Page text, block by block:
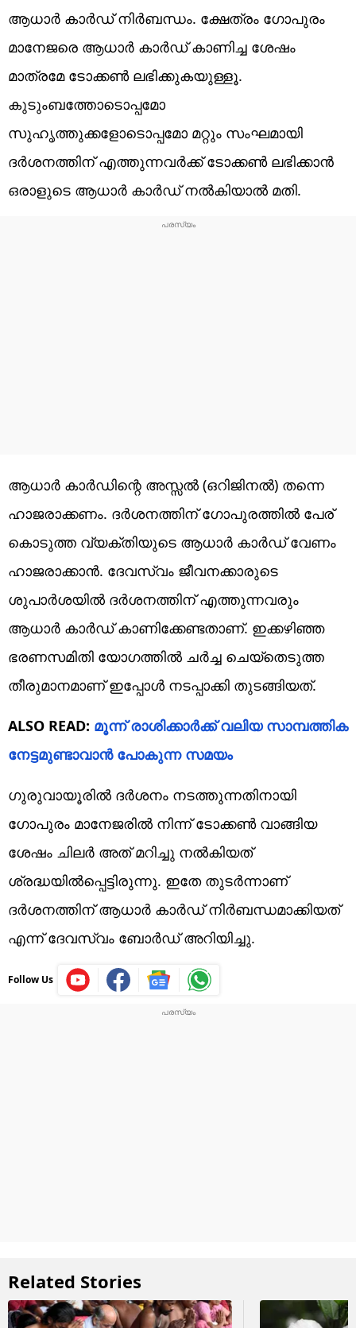
ആധാർ കാർഡ് നിർബന്ധം. ക്ഷേത്രം ഗോപുരം
മാനേജരെ ആധാർ കാർഡ് കാണിച്ച ശേഷം
മാത്രമേ ടോക്കൺ ലഭിക്കുകയുള്ളൂ.
കുടുംബത്തോടൊപ്പമോ
സുഹൃത്തുക്കളോടൊപ്പമോ മറ്റും സംഘമായി
ദർശനത്തിന് എത്തുന്നവർക്ക് ടോക്കൺ ലഭിക്കാൻ
ഒരാളുടെ ആധാർ കാർഡ് നൽകിയാൽ മതി.
ആധാർ കാർഡിന്റെ അസ്സൽ (ഒറിജിനൽ) തന്നെ
ഹാജരാക്കണം. ദർശനത്തിന് ഗോപുരത്തിൽ പേര്
കൊടുത്ത വ്യക്തിയുടെ ആധാർ കാർഡ് വേണം
ഹാജരാക്കാൻ. ദേവസ്വം ജീവനക്കാരുടെ
ശുപാർശയിൽ ദർശനത്തിന് എത്തുന്നവരും
ആധാർ കാർഡ് കാണിക്കേണ്ടതാണ്. ഇക്കഴിഞ്ഞ
ഭരണസമിതി യോഗത്തിൽ ചർച്ച ചെയ്തെടുത്ത
തീരുമാനമാണ് ഇപ്പോൾ നടപ്പാക്കി തുടങ്ങിയത്.
ALSO READ: മൂന്ന് രാശിക്കാർക്ക് വലിയ സാമ്പത്തിക
നേട്ടമുണ്ടാവാൻ പോകുന്ന സമയം
ഗുരുവായൂരിൽ ദർശനം നടത്തുന്നതിനായി
ഗോപുരം മാനേജരിൽ നിന്ന് ടോക്കൺ വാങ്ങിയ
ശേഷം ചിലർ അത് മറിച്ചു നൽകിയത്
ശ്രദ്ധയിൽപ്പെട്ടിരുന്നു. ഇതേ തുടർന്നാണ്
ദർശനത്തിന് ആധാർ കാർഡ് നിർബന്ധമാക്കിയത്
എന്ന് ദേവസ്വം ബോർഡ് അറിയിച്ചു.
Follow Us
Related Stories